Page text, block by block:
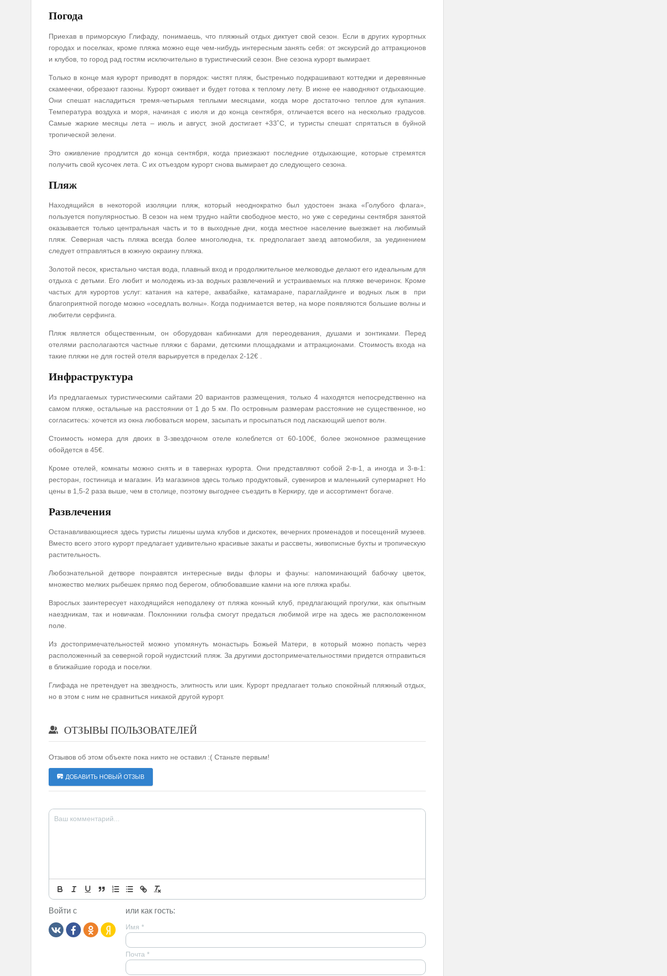
Погода
Приехав в приморскую Глифаду, понимаешь, что пляжный отдых диктует свой сезон. Если в других курортных
городах и поселках, кроме пляжа можно еще чем-нибудь интересным занять себя: от экскурсий до аттракционов
и клубов, то город рад гостям исключительно в туристический сезон. Вне сезона курорт вымирает.
Только в конце мая курорт приводят в порядок: чистят пляж, быстренько подкрашивают коттеджи и деревянные
скамеечки, обрезают газоны. Курорт оживает и будет готова к теплому лету. В июне ее наводняют отдыхающие.
Они спешат насладиться тремя-четырьмя теплыми месяцами, когда море достаточно теплое для купания.
Температура воздуха и моря, начиная с июля и до конца сентября, отличается всего на несколько градусов.
Самые жаркие месяцы лета – июль и август, зной достигает +33˚С, и туристы спешат спрятаться в буйной
тропической зелени.
Это оживление продлится до конца сентября, когда приезжают последние отдыхающие, которые стремятся
получить свой кусочек лета. С их отъездом курорт снова вымирает до следующего сезона.
Пляж
Находящийся в некоторой изоляции пляж, который неоднократно был удостоен знака «Голубого флага»,
пользуется популярностью. В сезон на нем трудно найти свободное место, но уже с середины сентября занятой
оказывается только центральная часть и то в выходные дни, когда местное население выезжает на любимый
пляж. Северная часть пляжа всегда более многолюдна, т.к. предполагает заезд автомобиля, за уединением
следует отправляться в южную окраину пляжа.
Золотой песок, кристально чистая вода, плавный вход и продолжительное мелководье делают его идеальным для
отдыха с детьми. Его любит и молодежь из-за водных развлечений и устраиваемых на пляже вечеринок. Кроме
частых для курортов услуг: катания на катере, аквабайке, катамаране, параглайдинге и водных лыж в при
благоприятной погоде можно «оседлать волны». Когда поднимается ветер, на море появляются большие волны и
любители серфинга.
Пляж является общественным, он оборудован кабинками для переодевания, душами и зонтиками. Перед
отелями располагаются частные пляжи с барами, детскими площадками и аттракционами. Стоимость входа на
такие пляжи не для гостей отеля варьируется в пределах 2-12€ .
Инфраструктура
Из предлагаемых туристическими сайтами 20 вариантов размещения, только 4 находятся непосредственно на
самом пляже, остальные на расстоянии от 1 до 5 км. По островным размерам расстояние не существенное, но
согласитесь: хочется из окна любоваться морем, засыпать и просыпаться под ласкающий шепот волн.
Стоимость номера для двоих в 3-звездочном отеле колеблется от 60-100€, более экономное размещение
обойдется в 45€.
Кроме отелей, комнаты можно снять и в тавернах курорта. Они представляют собой 2-в-1, а иногда и 3-в-1:
ресторан, гостиница и магазин. Из магазинов здесь только продуктовый, сувениров и маленький супермаркет. Но
цены в 1,5-2 раза выше, чем в столице, поэтому выгоднее съездить в Керкиру, где и ассортимент богаче.
Развлечения
Останавливающиеся здесь туристы лишены шума клубов и дискотек, вечерних променадов и посещений музеев.
Вместо всего этого курорт предлагает удивительно красивые закаты и рассветы, живописные бухты и тропическую
растительность.
Любознательной детворе понравятся интересные виды флоры и фауны: напоминающий бабочку цветок,
множество мелких рыбешек прямо под берегом, облюбовавшие камни на юге пляжа крабы.
Взрослых заинтересует находящийся неподалеку от пляжа конный клуб, предлагающий прогулки, как опытным
наездникам, так и новичкам. Поклонники гольфа смогут предаться любимой игре на здесь же расположенном
поле.
Из достопримечательностей можно упомянуть монастырь Божьей Матери, в который можно попасть через
расположенный за северной горой нудистский пляж. За другими достопримечательностями придется отправиться
в ближайшие города и поселки.
Глифада не претендует на звездность, элитность или шик. Курорт предлагает только спокойный пляжный отдых,
но в этом с ним не сравниться никакой другой курорт.
ОТЗЫВЫ ПОЛЬЗОВАТЕЛЕЙ
Отзывов об этом объекте пока никто не оставил :( Станьте первым!
ДОБАВИТЬ НОВЫЙ ОТЗЫВ
Войти с или как гость:
Имя *
Почта *